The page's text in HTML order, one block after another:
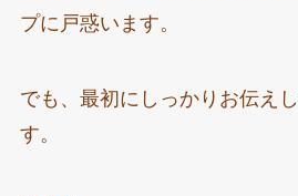
プに戸惑います。
でも、最初にしっかりお伝え
す。